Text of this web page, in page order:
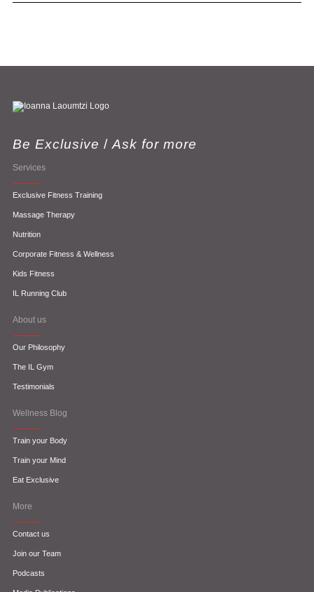
Be Exclusive / Ask for more
Services
Exclusive Fitness Training
Massage Therapy
Nutrition
Corporate Fitness & Wellness
Kids Fitness
IL Running Club
About us
Our Philosophy
The IL Gym
Testimonials
Wellness Blog
Train your Body
Train your Mind
Eat Exclusive
More
Contact us
Join our Team
Podcasts